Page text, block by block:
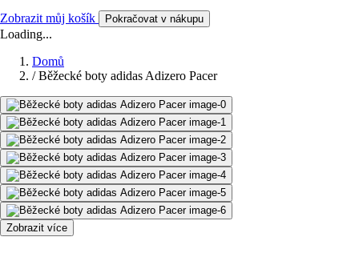
Zobrazit můj košík Pokračovat v nákupu
Loading...
Domů
/ Běžecké boty adidas Adizero Pacer
Zobrazit více